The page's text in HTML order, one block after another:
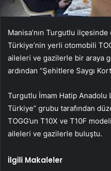
Manisa’nın Turgutlu
Türkiye’nin yerli otomobili
aileleri ve gazilerle bir araya
ardından “Şehitlere Saygı
Turgutlu İmam Hatip Anadolu
Türkiye” grubu tarafından
TOGG’un T10X ve T10F
aileleri ve gazilerle buluştu.
İlgili Makaleler